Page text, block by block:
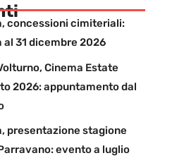
concessioni cimiteriali:
al 31 dicembre 2026
Cinema Estate
2026: appuntamento dal
presentazione stagione
evento a luglio